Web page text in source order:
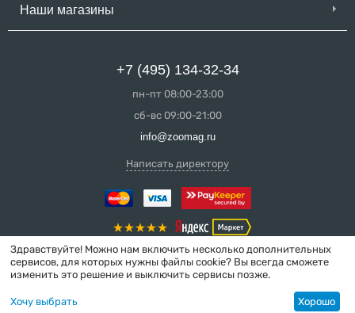
Наши магазины
+7 (495) 134-32-34
пн-пт 08:00-23:00
сб-вс 09:00-21:00
info@zoomag.ru
Написать директору
Интернет-магазин сделан в вебстудии
MakeShop.pro
Здравствуйте! Можно нам включить несколько дополнительных
сервисов, для которых нужны файлы cookie? Вы всегда сможете
изменить это решение и выключить сервисы позже.
Хочу выбрать Хорошо